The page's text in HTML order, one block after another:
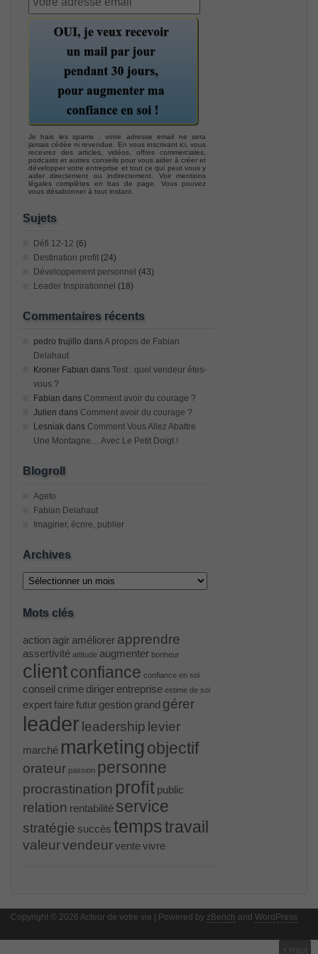
Je hais les spams : votre adresse email ne sera
jamais cédée ni revendue. En vous inscrivant ici, vous
recevrez des articles, vidéos, offres commerciales,
podcasts et autres conseils pour vous aider à créer et
développer votre entreprise et tout ce qui peut vous y
aider directement ou indirectement. Voir mentions
légales complètes en bas de page. Vous pouvez
vous désabonner à tout instant.
Sujets
Défi 12-12 (6)
Destination profit (24)
Développement personnel (43)
Leader Inspirationnel (18)
Commentaires récents
pedro trujillo dansA propos de Fabian
Delahaut
Kroner Fabian dans Test : quel vendeur êtes-
vous ?
Fabian dans Comment avoir du courage ?
Julien dans Comment avoir du courage ?
Lesniak dans Comment Vous Allez Abattre
Une Montagne… Avec Le Petit Doigt !
Blogroll
Ageto
Fabian Delahaut
Imaginer, écrire, publier
Archives
Archives
Mots clés
action agir améliorer apprendre
assertivité attitude augmenter bonheur
client confiance confiance en soi
conseil crime diriger entreprise estime de soi
expertfairefutur gestion grand gérer
leader leadership levier
marché marketing objectif
orateur passion personne
procrastination profit public
relation rentabilité service
stratégie succès tempstravail
valeurvendeurventevivre
001 practice, /GCFA, /MB6-702 dumps, /300-
070, /70-980 pdf, /070-685, / 070-243, /70-680 ,
Copyright © 2026 Acteur de votre vie | Powered by zBench and WordPress
↑ Haut